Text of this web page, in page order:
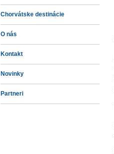
Chorvátske destinácie
O nás
Kontakt
Novinky
Partneri